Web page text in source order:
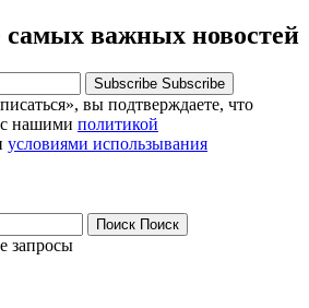
самых важных новостей
Subscribe Subscribe
вы подтверждаете, что
с нашими политикой
условиями использывания
Поиск Поиск
запросы